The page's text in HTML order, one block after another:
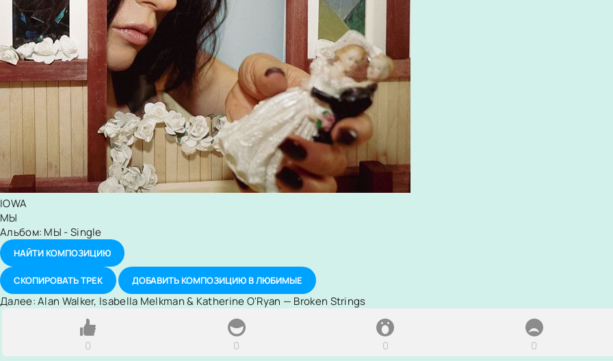
IOWA
МЫ
Альбом: МЫ - Single
НАЙТИ КОМПОЗИЦИЮ
СКОПИРОВАТЬ ТРЕК ДОБАВИТЬ КОМПОЗИЦИЮ В ЛЮБИМЫЕ
Далее:Alan Walker, Isabella Melkman & Katherine O'Ryan — Broken Strings
0 0 0 0